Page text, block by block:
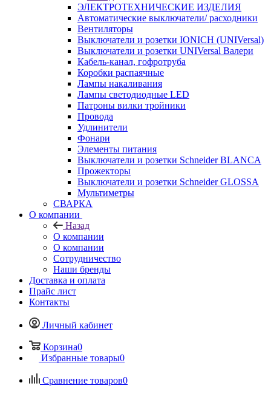
ЭЛЕКТРОТЕХНИЧЕСКИЕ ИЗДЕЛИЯ
Автоматические выключатели/ расходники
Вентиляторы
Выключатели и розетки IONICH (UNIVersal)
Выключатели и розетки UNIVersal Валери
Кабель-канал, гофротруба
Коробки распаячные
Лампы накаливания
Лампы светодиодные LED
Патроны вилки тройники
Провода
Удлинители
Фонари
Элементы питания
Выключатели и розетки Schneider BLANCA
Прожекторы
Выключатели и розетки Schneider GLOSSA
Мультиметры
СВАРКА
О компании
Назад
О компании
О компании
Сотрудничество
Наши бренды
Доставка и оплата
Прайс лист
Контакты
Личный кабинет
Корзина0
Избранные товары0
Сравнение товаров0